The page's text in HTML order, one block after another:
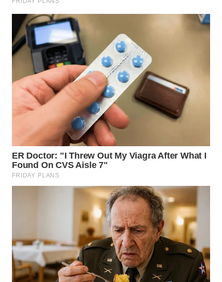
WN
TAPANULI
SELATAN
WN
TANJUNG
LESUNG
WN
KARO
WN
SIMALUNGUN
WN
WN DELI
SERDANG